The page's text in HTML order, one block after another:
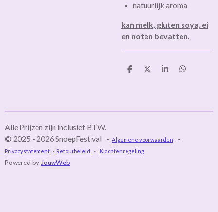
natuurlijk aroma
kan melk, gluten soya, ei
en noten bevatten.
D
D
S
D
Alle Prijzen zijn inclusief BTW.
© 2025 - 2026 SnoepFestival - Algemene voorwaarden -
Privacystatement - Retourbeleid. - Klachtenregeling
Powered by JouwWeb